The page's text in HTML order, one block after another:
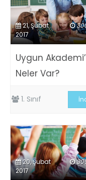
21, Şubat
2017
Uygun
Neler Var?
1. Sınıf
20, Şubat
2017